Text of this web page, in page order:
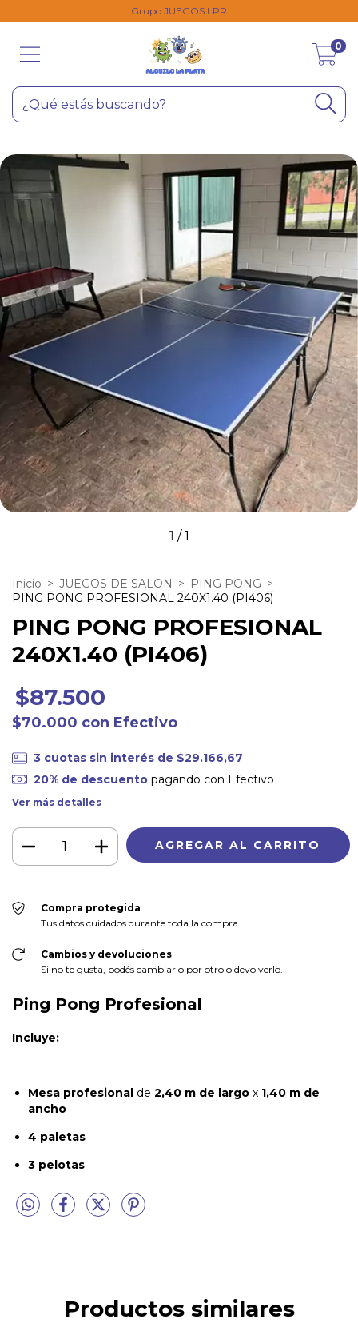
Grupo JUEGOS LPR
0
1 /1
Inicio > JUEGOS DE SALON > PING PONG >
PING PONG PROFESIONAL 240X1.40 (PI406)
PING PONG PROFESIONAL
240X1.40 (PI406)
$87.500
$70.000 con Efectivo
3 cuotas sin interés de $29.166,67
20% de descuentopagando con Efectivo
Ver más detalles
Compra protegida
Tus datos cuidados durante toda la compra.
Cambios y devoluciones
Si no te gusta, podés cambiarlo por otro o devolverlo.
Ping Pong Profesional
Incluye:
Mesa profesional de 2,40 m de largo x 1,40 m de
ancho
4 paletas
3 pelotas
Productos similares